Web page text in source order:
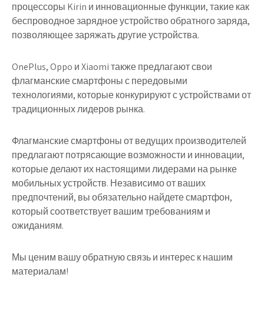
процессоры Kirin и инновационные функции, такие как
беспроводное зарядное устройство обратного заряда,
позволяющее заряжать другие устройства.
OnePlus, Oppo и Xiaomi также предлагают свои
флагманские смартфоны с передовыми
технологиями, которые конкурируют с устройствами от
традиционных лидеров рынка.
Флагманские смартфоны от ведущих производителей
предлагают потрясающие возможности и инновации,
которые делают их настоящими лидерами на рынке
мобильных устройств. Независимо от ваших
предпочтений, вы обязательно найдете смартфон,
который соответствует вашим требованиям и
ожиданиям.
Мы ценим вашу обратную связь и интерес к нашим
материалам!